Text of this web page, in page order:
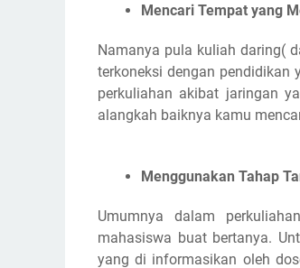
Mencari Tempat yang
Namanya pula kuliah daring(
terkoneksi dengan
perkuliahan akibat jaringan
alangkah baiknya kamu
Menggunakan Tahap
Umumnya dalam
mahasiswa buat bertanya.
yang di informasikan oleh